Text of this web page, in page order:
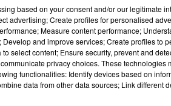
based on your consent and/or our legitimate
advertising; Create profiles for personalised
Measure content performance;
and improve services; Create profiles to
select content; Ensure security, prevent and
privacy choices. These technologies
functionalities: Identify devices based on
data from other data sources; Link different